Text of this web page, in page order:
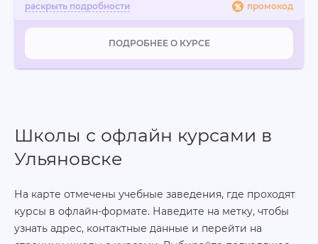
промокод
ПОДРОБНЕЕ О КУРСЕ
Школы с офлайн курсами в
Ульяновске
На карте отмечены учебные заведения, где проходят
курсы в офлайн-формате. Наведите на метку, чтобы
узнать адрес, контактные данные и перейти на